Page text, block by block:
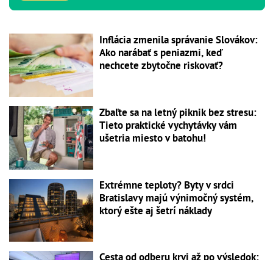
Inflácia zmenila správanie Slovákov:
Ako narábať s peniazmi, keď
nechcete zbytočne riskovať?
Zbaľte sa na letný piknik bez stresu:
Tieto praktické vychytávky vám
ušetria miesto v batohu!
Extrémne teploty? Byty v srdci
Bratislavy majú výnimočný systém,
ktorý ešte aj šetrí náklady
Cesta od odberu krvi až po výsledok: